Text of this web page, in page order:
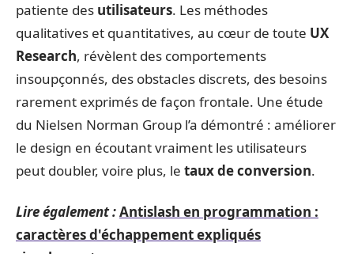
patiente des utilisateurs. Les méthodes
qualitatives et quantitatives, au cœur de toute UX
Research, révèlent des comportements
insoupçonnés, des obstacles discrets, des besoins
rarement exprimés de façon frontale. Une étude
du Nielsen Norman Group l’a démontré : améliorer
le design en écoutant vraiment les utilisateurs
peut doubler, voire plus, le taux de conversion.
Lire également :Antislash en programmation :
caractères d'échappement expliqués